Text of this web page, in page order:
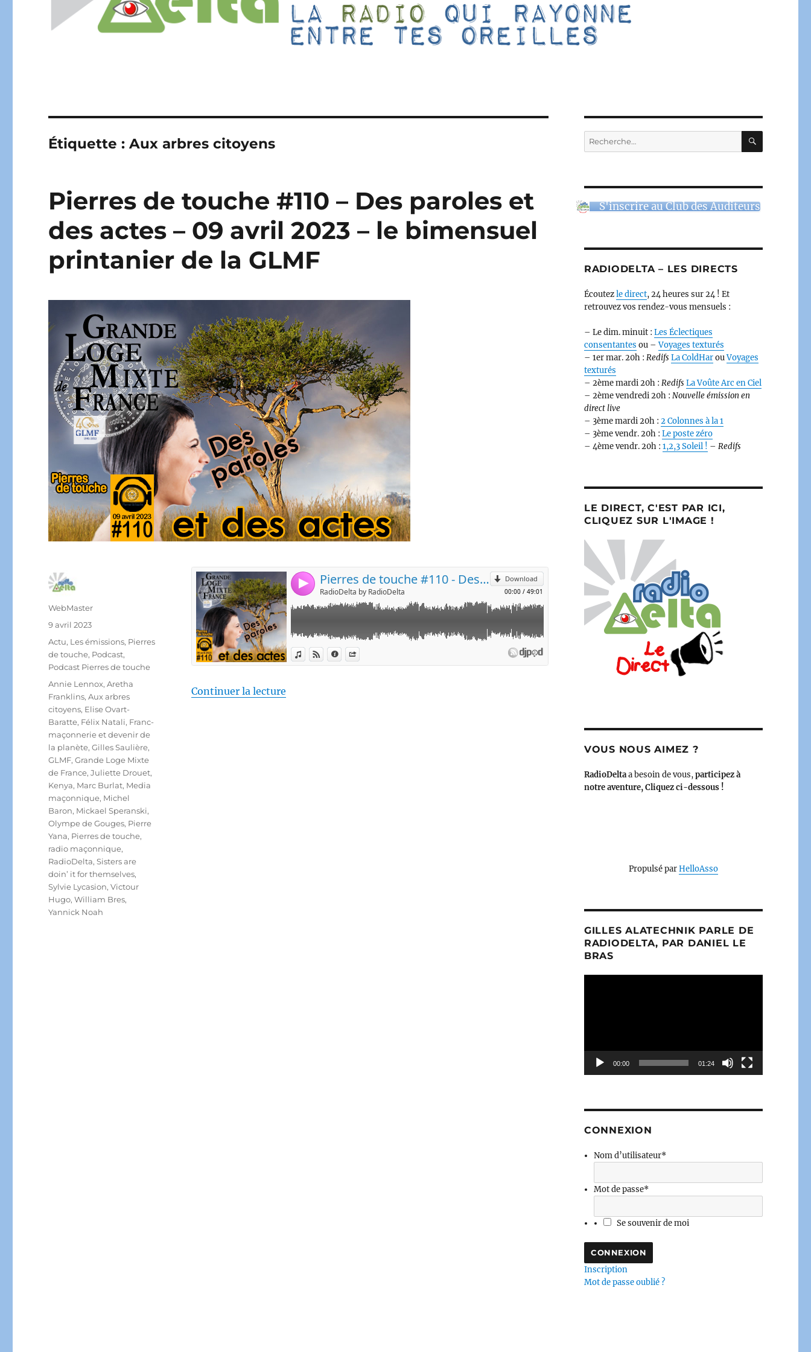
Étiquette :Aux arbres citoyens
Pierres de touche #110 – Des paroles et
des actes – 09 avril 2023 – le bimensuel
printanier de la GLMF
Continuer la lecturede « Pierres de touche #110 – Des paroles et des actes – 09 avril 2023 – le bimensuel printanier de la GLMF »
Auteur
WebMaster
Publié
9 avril 2023
Catégories
Actu, Les émissions, Pierres
de touche, Podcast,
Podcast Pierres de touche
Étiquettes
Annie Lennox,Aretha
Franklins,Aux arbres
citoyens, Elise Ovart-
Baratte, Félix Natali, Franc-
maçonnerie et devenir de
la planète,Gilles Saulière,
GLMF,Grande Loge Mixte
de France,Juliette Drouet,
Kenya, Marc Burlat, Media
maçonnique, Michel
Baron, Mickael Speranski,
Olympe de Gouges, Pierre
Yana, Pierres de touche,
radio maçonnique,
RadioDelta,Sisters are
doin’ it for themselves,
Sylvie Lycasion,Victour
Hugo,William Bres,
Yannick Noah
Recherche
pour :
S'inscrire au Club des Auditeurs
RADIODELTA – LES DIRECTS
Écoutezle direct, 24 heures sur 24 ! Et
retrouvez vos rendez-vous mensuels :
– Le dim. minuit : Les Éclectiques
consentantes ou –Voyages texturés
– 1er mar. 20h : Redifs La ColdHarouVoyages
texturés
– 2ème mardi 20h : Redifs La Voûte Arc en Ciel
– 2ème vendredi 20h : Nouvelle émission en
direct live
– 3ème mardi 20h : 2 Colonnes à la 1
– 3ème vendr. 20h : Le poste zéro
– 4ème vendr. 20h : 1,2,3 Soleil ! – Redifs
LE DIRECT, C'EST PAR ICI,
CLIQUEZ SUR L'IMAGE !
VOUS NOUS AIMEZ ?
RadioDeltaa besoin de vous,participez à
notre aventure, Cliquez ci-dessous !
Propulsé parHelloAsso
GILLES ALATECHNIK PARLE DE
RADIODELTA, PAR DANIEL LE
BRAS
00:00 01:24
CONNEXION
Nom d’utilisateur*
Mot de passe*
Se souvenir de moi
Inscription
Mot de passe oublié ?